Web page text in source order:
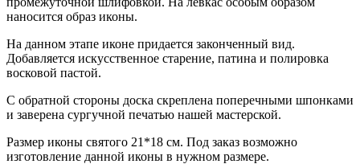
наносится образ иконы.
На данном этапе иконе придается законченный вид.
Добавляется искусственное старение, патина и полировка
восковой пастой.
С обратной стороны доска скреплена поперечными шпонками
и заверена сургучной печатью нашей мастерской.
Размер иконы святого 21*18 см. Под заказ возможно
изготовление данной иконы в нужном размере.